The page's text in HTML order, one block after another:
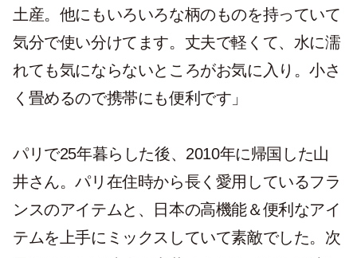
土産。他にもいろいろな柄のものを持っていて
気分で使い分けてます。丈夫で軽くて、水に濡
れても気にならないところがお気に入り。小さ
く畳めるので携帯にも便利です」
パリで25年暮らした後、2010年に帰国した山
井さん。パリ在住時から長く愛用しているフラ
ンスのアイテムと、日本の高機能＆便利なアイ
テムを上手にミックスしていて素敵でした。次